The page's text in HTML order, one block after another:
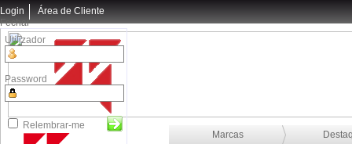
Login
Fechar
Utilizador
Password
Relembrar-me
Área de Cliente
Marcas